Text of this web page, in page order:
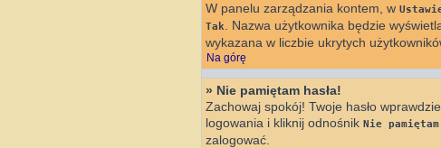
W panelu zarządzania kontem, w
Tak . Nazwa użytkownika będzie
wykazana w liczbie ukrytych
Na górę
» Nie pamiętam hasła!
Zachowaj spokój! Twoje hasło
logowania i kliknij odnośnik Nie
zalogować.